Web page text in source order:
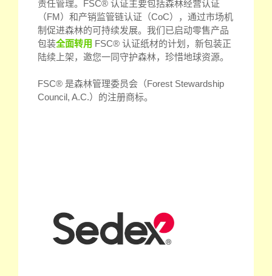
责任管理。FSC® 认证主要包括森林经营认证
（FM）和产销监管链认证（CoC），通过市场机
制促进森林的可持续发展。我们已启动零售产品
包装全面转用 FSC® 认证纸材的计划，新包装正
陆续上架，邀您一同守护森林，珍惜地球资源。
FSC® 是森林管理委员会（Forest Stewardship
Council, A.C.）的注册商标。